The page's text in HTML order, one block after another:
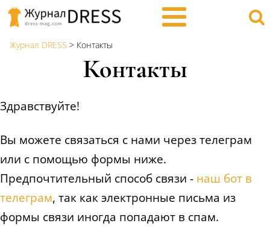
Журнал DRESS > Контакты
Контакты
Здравствуйте!
Вы можете связаться с нами через телеграм
или с помощью формы ниже.
Предпочтительный способ связи - наш бот в
телеграм, так как электронные письма из
формы связи иногда попадают в спам.